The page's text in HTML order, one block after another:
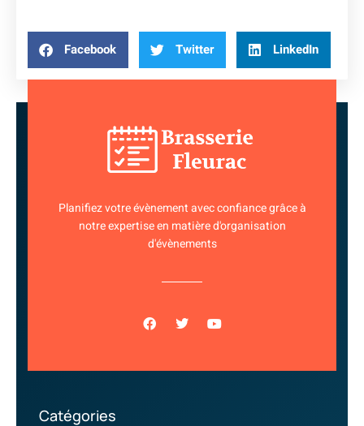
Facebook Twitter LinkedIn
Catégories
Planifiez votre évènement avec confiance grâce à
notre expertise en matière d'organisation
d'évènements